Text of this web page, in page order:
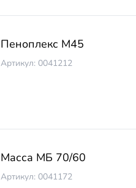
Пеноплекс М45
Артикул: 0041212
Масса МБ 70/60
Артикул: 0041172